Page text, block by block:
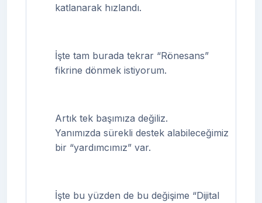
katlanarak hızlandı.
İşte tam burada tekrar “Rönesans”
fikrine dönmek istiyorum.
Artık tek başımıza değiliz.
Yanımızda sürekli destek alabileceğimiz
bir “yardımcımız” var.
İşte bu yüzden de bu değişime “Dijital